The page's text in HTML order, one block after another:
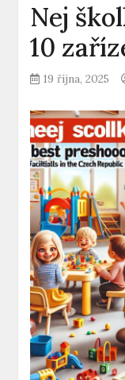
Nej
10
19 října, 2025